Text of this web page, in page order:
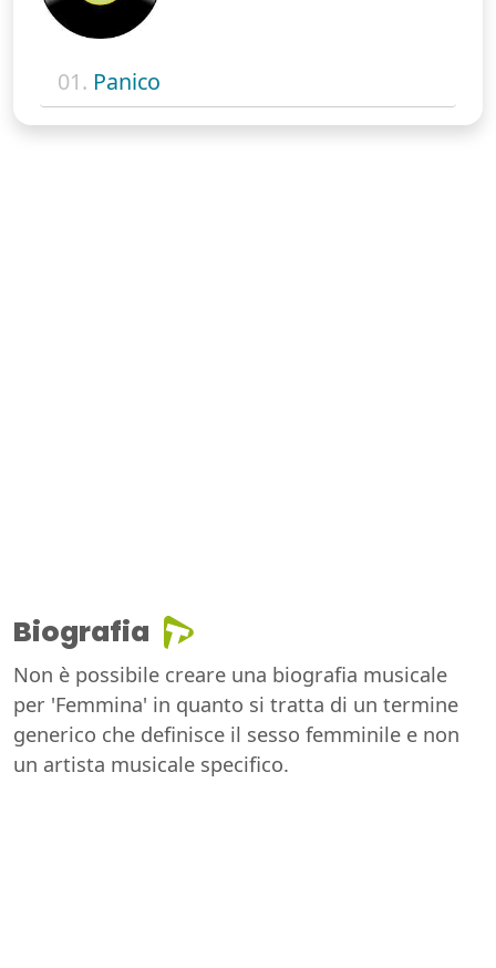
01. Panico
Biografia
Non è possibile creare una biografia musicale
per 'Femmina' in quanto si tratta di un termine
generico che definisce il sesso femminile e non
un artista musicale specifico.